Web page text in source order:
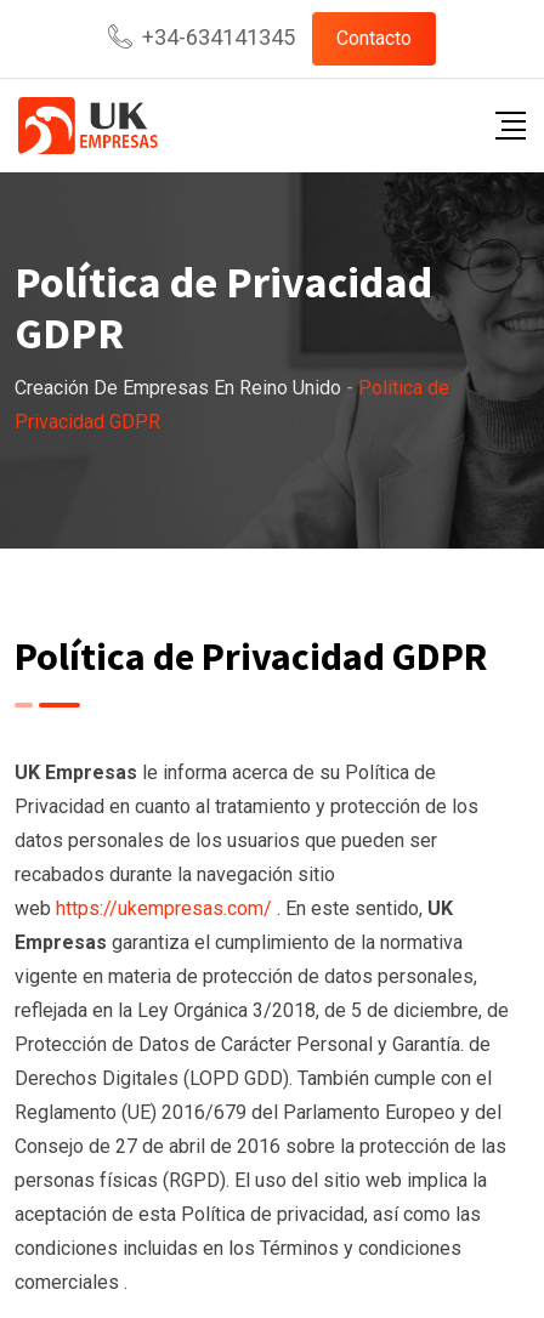
+34-634141345 Contacto
Política de Privacidad
GDPR
Creación De Empresas En Reino Unido -Política de
Privacidad GDPR
Política de Privacidad GDPR
UK Empresas le informa acerca de su Política de
Privacidad en cuanto al tratamiento y protección de los
datos personales de los usuarios que pueden ser
recabados durante la navegación sitio
web https://ukempresas.com/ . En este sentido, UK
Empresas garantiza el cumplimiento de la normativa
vigente en materia de protección de datos personales,
reflejada en la Ley Orgánica 3/2018, de 5 de diciembre, de
Protección de Datos de Carácter Personal y Garantía. de
Derechos Digitales (LOPD GDD). También cumple con el
Reglamento (UE) 2016/679 del Parlamento Europeo y del
Consejo de 27 de abril de 2016 sobre la protección de las
personas físicas (RGPD). El uso del sitio web implica la
aceptación de esta Política de privacidad, así como las
condiciones incluidas en los Términos y condiciones
comerciales .